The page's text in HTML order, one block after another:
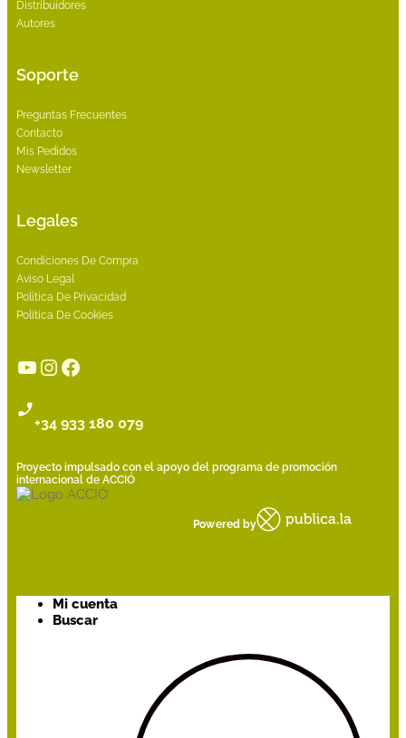
Distribuidores
Autores
Soporte
Preguntas Frecuentes
Contacto
Mis Pedidos
Newsletter
Legales
Condiciones De Compra
Aviso Legal
Política De Privacidad
Política De Cookies
YouTube
Instagram
Facebook
+34 933 180 079
Proyecto impulsado con el apoyo del programa de promoción
internacional de ACCIÓ
Powered by
Mi cuenta
Buscar